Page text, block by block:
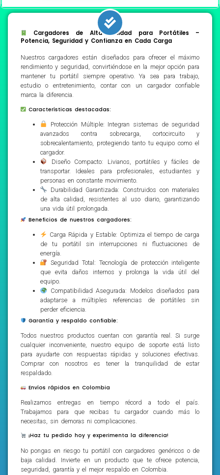
Cargadores de Alta Calidad para Portátiles –
Potencia, Seguridad y Confianza en Cada Carga
Nuestros cargadores están diseñados para ofrecer el máximo
rendimiento y seguridad, convirtiéndose en la mejor opción para
mantener tu portátil siempre operativo. Ya sea para trabajo,
estudio o entretenimiento, contar con un cargador confiable
marca la diferencia.
Características destacadas:
Protección Múltiple: Integran sistemas de seguridad
avanzados contra sobrecarga, cortocircuito y
sobrecalentamiento, protegiendo tanto tu equipo como el
cargador.
Diseño Compacto: Livianos, portátiles y fáciles de
transportar. Ideales para profesionales, estudiantes y
personas en constante movimiento.
Durabilidad Garantizada: Construidos con materiales
de alta calidad, resistentes al uso diario, garantizando
una vida útil prolongada.
Beneficios de nuestros cargadores:
Carga Rápida y Estable: Optimiza el tiempo de carga
de tu portátil sin interrupciones ni fluctuaciones de
energía.
Seguridad Total: Tecnología de protección inteligente
que evita daños internos y prolonga la vida útil del
equipo.
Compatibilidad Asegurada: Modelos diseñados para
adaptarse a múltiples referencias de portátiles sin
perder eficiencia.
Garantía y respaldo confiable:
Todos nuestros productos cuentan con garantía real. Si surge
cualquier inconveniente, nuestro equipo de soporte está listo
para ayudarte con respuestas rápidas y soluciones efectivas.
Comprar con nosotros es tener la tranquilidad de estar
respaldado.
Envíos rápidos en Colombia
Realizamos entregas en tiempo récord a todo el país.
Trabajamos para que recibas tu cargador cuando más lo
necesitas, sin demoras ni complicaciones.
¡Haz tu pedido hoy y experimenta la diferencia!
No pongas en riesgo tu portátil con cargadores genéricos o de
baja calidad. Invierte en un producto que te ofrece potencia,
seguridad, garantía y el mejor respaldo en Colombia.